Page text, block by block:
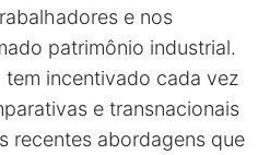
e nos
patrimônio industrial.
incentivado cada vez
e transnacionais
recentes abordagens que